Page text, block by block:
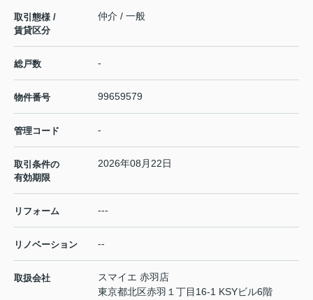
取引態様 /
賃貸区分
仲介 / 一般
総戸数 -
物件番号 99659579
管理コード -
取引条件の
有効期限
2026年08月22日
リフォーム ---
リノベーション --
取扱会社
スマイエ 赤羽店
東京都北区赤羽１丁目16-1 KSYビル6階